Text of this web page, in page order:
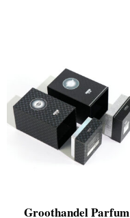
Groothandel Parfum